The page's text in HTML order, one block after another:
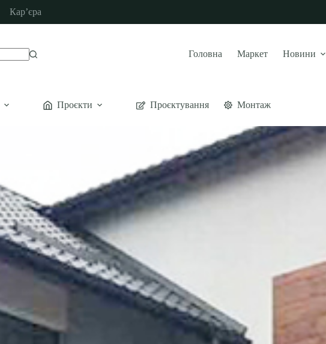
Кар’єра
Головна Маркет Новини
Проєкти Проєктування Монтаж